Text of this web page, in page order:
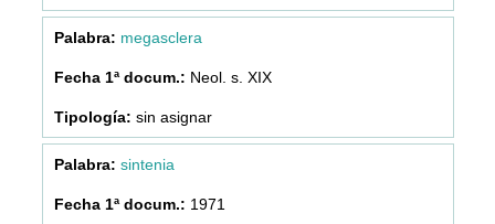
megasclera
Neol. s. XIX
sin asignar
sintenia
1971